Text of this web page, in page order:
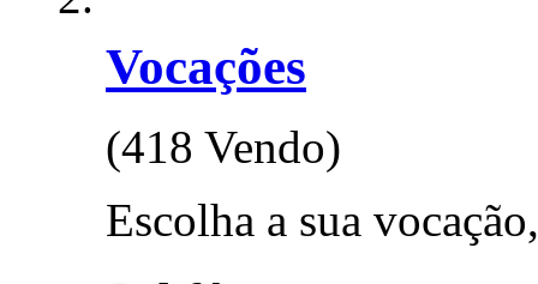
Vocações
(418 Vendo)
Escolha a sua